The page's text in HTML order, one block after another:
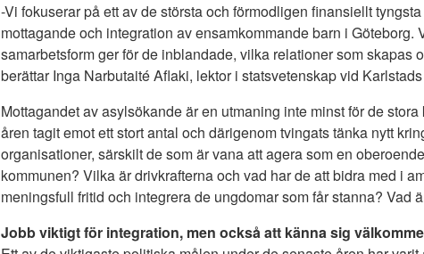
-Vi fokuserar på ett av de största och förmodligen finansiellt
mottagande och integration av ensamkommande barn i
samarbetsform ger för de inblandade, vilka relationer som skapas
berättar Inga Narbutaité Aflaki, lektor i statsvetenskap vid
Mottagandet av asylsökande är en utmaning inte minst för de
åren tagit emot ett stort antal och därigenom tvingats tänka nytt
organisationer, särskilt de som är vana att agera som en
kommunen? Vilka är drivkrafterna och vad har de att bidra med i
meningsfull fritid och integrera de ungdomar som får stanna? Vad
Jobb viktigt för integration, men också att känna sig